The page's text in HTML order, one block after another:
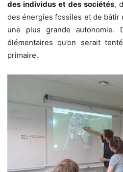
des individus et des sociétés,
des énergies fossiles et de
une plus grande autonomie.
élémentaires qu’on serait
primaire.